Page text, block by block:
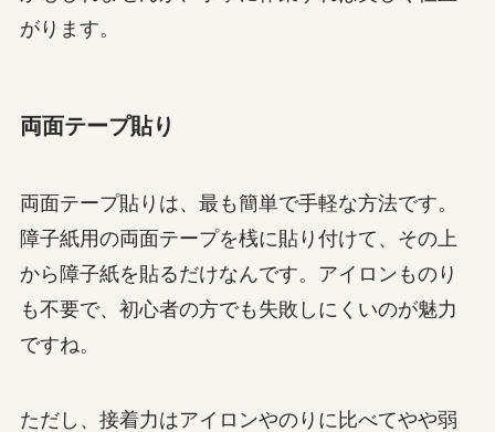
がります。
両面テープ貼り
両面テープ貼りは、最も簡単で手軽な方法です。
障子紙用の両面テープを桟に貼り付けて、その上
から障子紙を貼るだけなんです。アイロンものり
も不要で、初心者の方でも失敗しにくいのが魅力
ですね。
ただし、接着力はアイロンやのりに比べてやや弱